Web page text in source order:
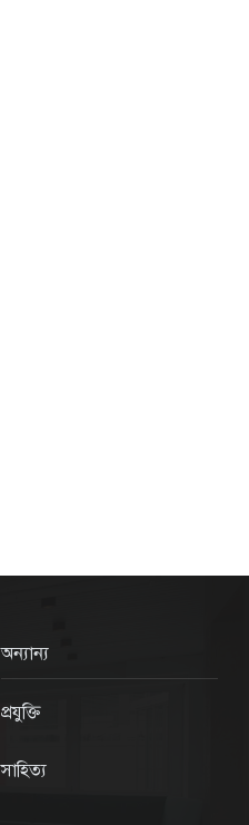
অন্যান্য
প্রযুক্তি
সাহিত্য